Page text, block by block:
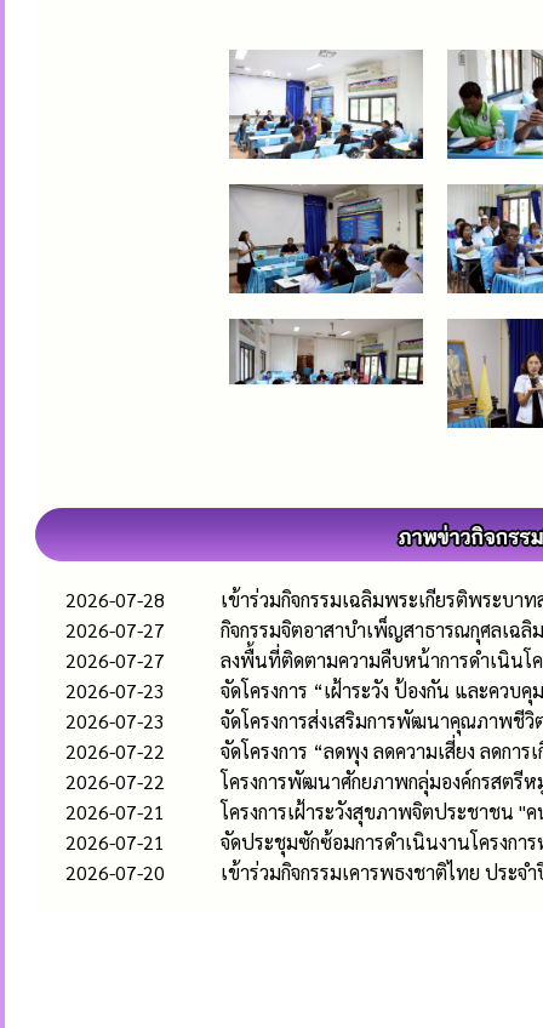
2026-07-28
เข้าร่วมกิจกรรมเฉลิมพระเกียรติพระบา
2026-07-27
กิจกรรมจิตอาสาบำเพ็ญสาธารณกุศลเฉ
2026-07-27
ลงพื้นที่ติดตามความคืบหน้าการดำเนินโ
2026-07-23
จัดโครงการ “เฝ้าระวัง ป้องกัน และคว
2026-07-23
จัดโครงการส่งเสริมการพัฒนาคุณภาพชี
2026-07-22
จัดโครงการ “ลดพุง ลดความเสี่ยง ลดก
2026-07-22
โครงการพัฒนาศักยภาพกลุ่มองค์กรสตรี
2026-07-21
โครงการเฝ้าระวังสุขภาพจิตประชาชน
2026-07-21
จัดประชุมซักซ้อมการดำเนินงานโครงก
2026-07-20
เข้าร่วมกิจกรรมเคารพธงชาติไทย ประจ